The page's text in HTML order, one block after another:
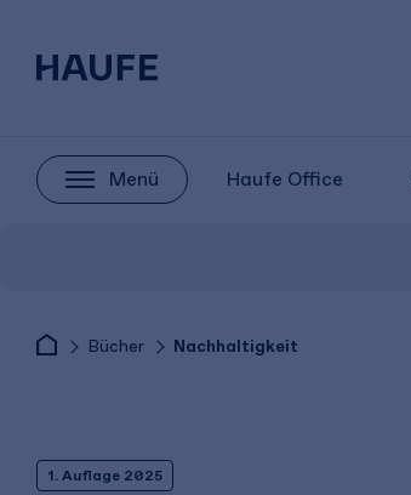
Menü Haufe Office
Bücher Nachhaltigkeit
1. Auflage 2025